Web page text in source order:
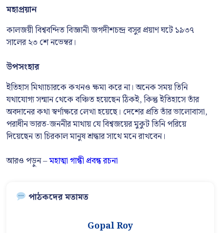
মহাপ্রয়ান
কালজয়ী বিশ্ববন্দিত বিজ্ঞানী জগদীশচন্দ্র বসুর প্রয়াণ ঘটে ১৯৩৭
সালের ২৩ শে নভেম্বর।
উপসংহার
ইতিহাস মিথ্যাচারকে কখনও ক্ষমা করে না। অনেক সময় তিনি
যথাযোগ্য সন্মান থেকে বঞ্চিত হয়েছেন ঠিকই, কিন্তু ইতিহাসে তাঁর
অবদানের কথা স্বর্ণাক্ষরে লেখা হয়েছে। দেশের প্রতি তাঁর ভালোবাসা,
পরাধীন ভারত-জননীর মাথায় যে বিশ্বজয়ের মুকুট তিনি পরিয়ে
দিয়েছেন তা চিরকাল মানুষ শ্রদ্ধার সাথে মনে রাখবেন।
আরও পড়ুন –মহাত্মা গান্ধী প্রবন্ধ রচনা
পাঠকদের মতামত
Gopal Roy